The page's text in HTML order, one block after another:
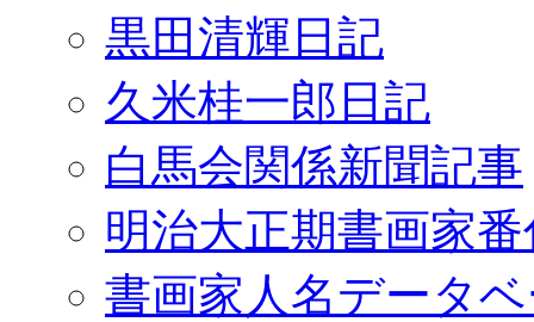
黒田清輝日記
久米桂一郎日記
白馬会関係新聞記事
明治大正期書画家
書画家人名データ